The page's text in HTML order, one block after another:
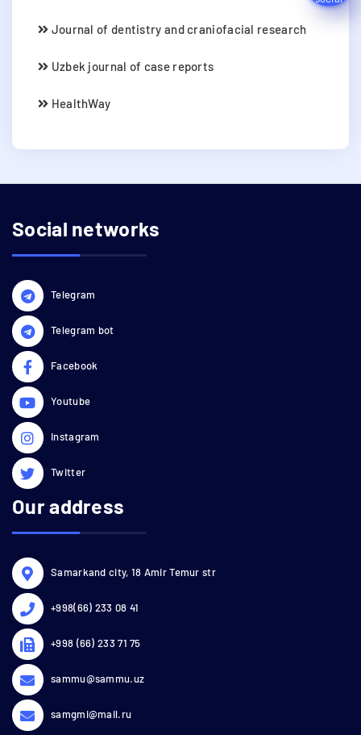
Journal of dentistry and craniofacial research
Uzbek journal of case reports
HealthWay
Social networks
Telegram
Telegram bot
Facebook
Youtube
Instagram
Twitter
Our address
Samarkand city, 18 Amir Temur str
+998(66) 233 08 41
+998 (66) 233 71 75
sammu@sammu.uz
samgmi@mail.ru